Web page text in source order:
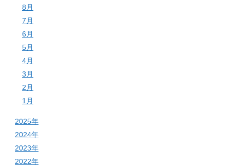
8月
7月
6月
5月
4月
3月
2月
1月
2025年
2024年
2023年
2022年